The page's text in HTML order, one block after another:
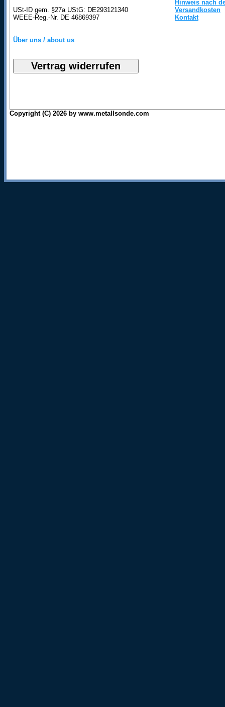
USt-ID gem. §27a UStG: DE293121340
WEEE-Reg.-Nr. DE 46869397
Über uns / about us
Hinweis nach
Versandkosten
Kontakt
Copyright (C) 2026 by www.metallsonde.com